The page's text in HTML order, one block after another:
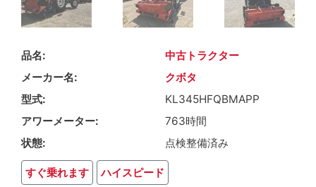
品名
中古トラクター
メーカー名
クボタ
型式
KL345HFQBMAPP
アワーメーター
763時間
状態
点検整備済み
すぐ乗れます ハイスピード